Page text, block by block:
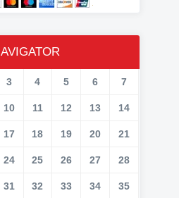
3 4 5 6 7
10 11 12 13 14
17 18 19 20 21
24 25 26 27 28
31 32 33 34 35